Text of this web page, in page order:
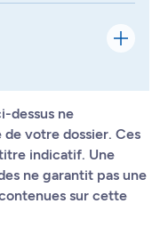
dessus ne
de votre dossier. Ces
indicatif. Une
ne garantit pas une
sur cette